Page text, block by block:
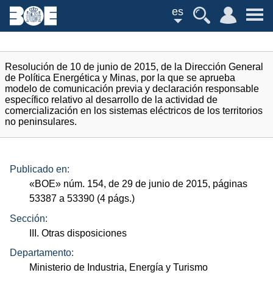
es
Resolución de 10 de junio de 2015, de la Dirección General
de Política Energética y Minas, por la que se aprueba
modelo de comunicación previa y declaración responsable
específico relativo al desarrollo de la actividad de
comercialización en los sistemas eléctricos de los territorios
no peninsulares.
Publicado en:
«BOE» núm. 154, de 29 de junio de 2015, páginas
53387 a 53390 (4 págs.)
Sección:
III. Otras disposiciones
Departamento:
Ministerio de Industria, Energía y Turismo